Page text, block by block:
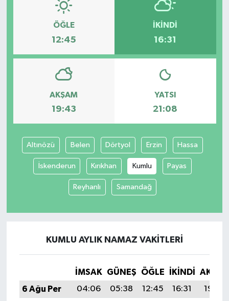
ÖĞLE
12:45
İKINDI
16:31
AKŞAM
19:43
YATSI
21:08
Altınözü Belen Dörtyol Erzin Hassa
İskenderun Kırıkhan Kumlu Payas
Reyhanlı Samandağ
KUMLU AYLIK NAMAZ VAKITLERI
İMSAK GÜNEŞ ÖĞLE İKINDI
6 Ağu Per
04:06 05:38 12:45 16:31
19:43